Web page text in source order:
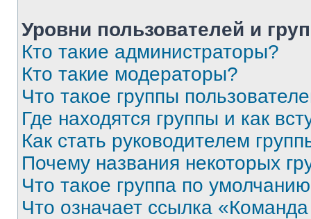
Уровни пользователей и
Кто такие администраторы?
Кто такие модераторы?
Что такое группы
Где находятся группы и как
Как стать руководителем
Почему названия некоторых
Что такое группа по
Что означает ссылка